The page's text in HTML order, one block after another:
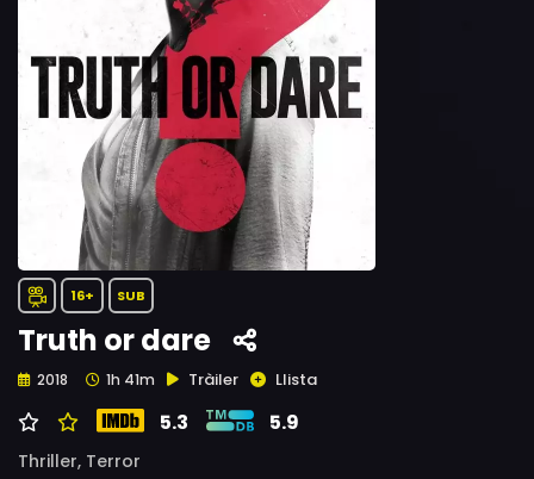
16+ SUB
Truth or dare
2018 1h 41m Tràiler Llista
5.3 5.9
Thriller, Terror